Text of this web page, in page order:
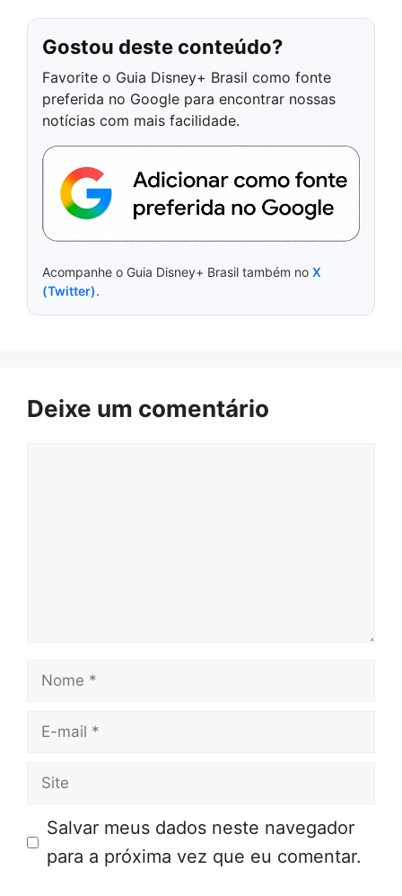
Gostou deste conteúdo?
Favorite o Guia Disney+ Brasil como fonte
preferida no Google para encontrar nossas
notícias com mais facilidade.
Acompanhe o Guia Disney+ Brasil também no X
(Twitter).
Deixe um comentário
Nome
E-
Site
Salvar meus dados neste navegador
para a próxima vez que eu comentar.